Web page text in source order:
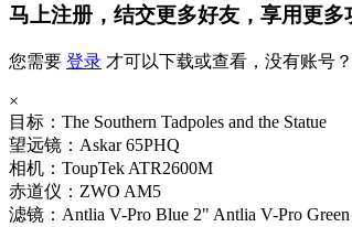
马上注册，结交更多好友，享用更多
您需要 登录 才可以下载或查看，没有账号？
×
目标：The Southern Tadpoles and the Statue
望远镜：Askar 65PHQ
相机：ToupTek ATR2600M
赤道仪：ZWO AM5
滤镜：Antlia V-Pro Blue 2" Antlia V-Pro